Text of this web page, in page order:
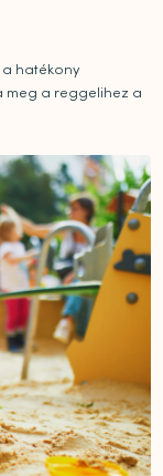
hatékony
meg a reggelihez a